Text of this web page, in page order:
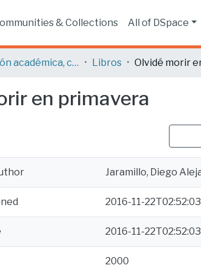
& Collections All of DSpace
Producción académica, científica y artística Libros Olvidé morir
en primavera
Jaramillo, Diego
2016-11-
2016-11-
2000